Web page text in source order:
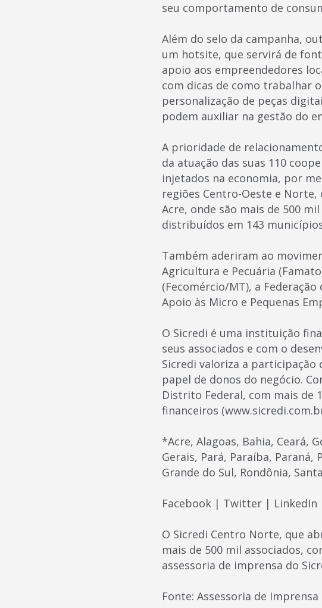
seu comportamento de
Além do selo da campanha,
um hotsite, que servirá de
apoio aos empreendedores
com dicas de como trabalhar
personalização de peças
podem auxiliar na gestão do
A prioridade de
da atuação das suas 110
injetados na economia, por
regiões Centro-Oeste e Norte,
Acre, onde são mais de 500
distribuídos em 143
Também aderiram ao
Agricultura e Pecuária
(Fecomércio/MT), a
Apoio às Micro e Pequenas
O Sicredi é uma instituição
seus associados e com o
Sicredi valoriza a participação
papel de donos do negócio.
Distrito Federal, com mais de
financeiros
*Acre, Alagoas, Bahia, Ceará,
Gerais, Pará, Paraíba, Paraná,
Grande do Sul, Rondônia,
Facebook | Twitter |
O Sicredi Centro Norte, que
mais de 500 mil associados,
assessoria de imprensa do
Fonte: Assessoria de Imprensa